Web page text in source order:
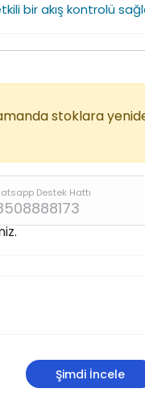
bir akış kontrolü
stoklara
Destek Hattı
Şimdi İncele